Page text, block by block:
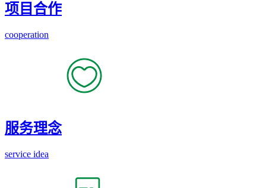
项目合作
cooperation
服务理念
service idea